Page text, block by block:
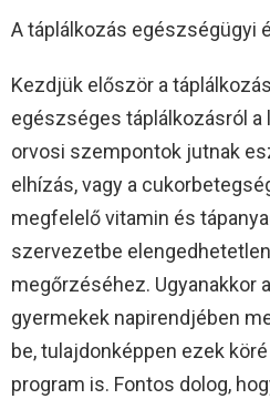
A táplálkozás egészségügyi
Kezdjük először a
egészséges táplálkozásról a
orvosi szempontok jutnak
elhízás, vagy a
megfelelő vitamin és
szervezetbe
megőrzéséhez. Ugyanakkor
gyermekek napirendjében
be, tulajdonképpen ezek
program is. Fontos dolog,